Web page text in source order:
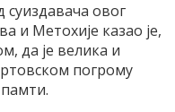
овог
и Метохије казао је,
да је велика и
погрому